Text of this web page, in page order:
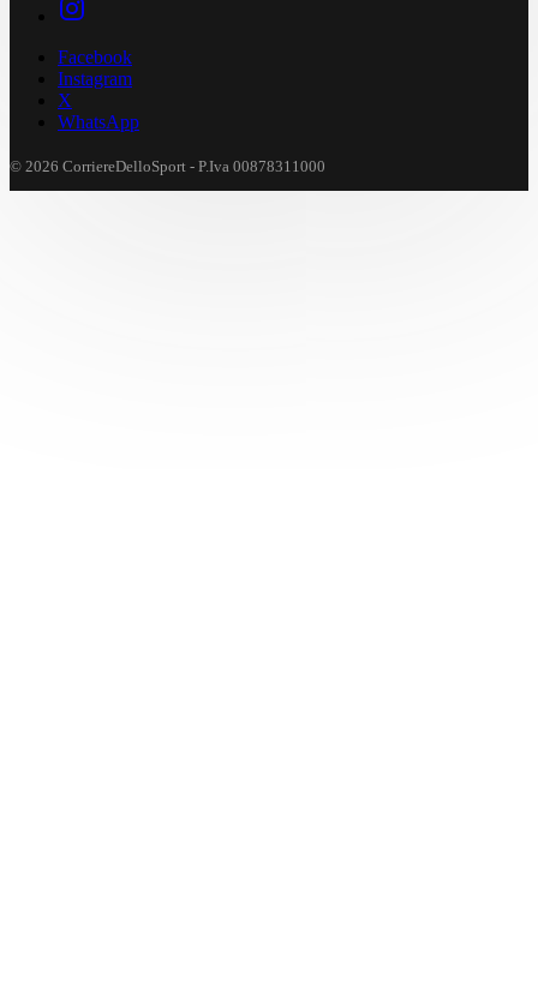
Facebook
Instagram
X
WhatsApp
© 2026 CorriereDelloSport - P.Iva 00878311000